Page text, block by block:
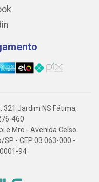
321 Jardim NS Fátima,
460
e Mro - Avenida Celso
SP - CEP 03.063-000 -
94